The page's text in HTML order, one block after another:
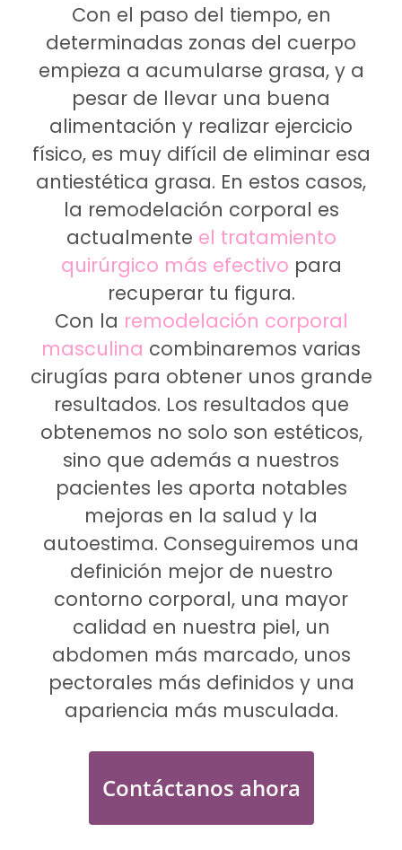
Con el paso del tiempo, en
determinadas zonas del cuerpo
empieza a acumularse grasa, y a
pesar de llevar una buena
alimentación y realizar ejercicio
físico, es muy difícil de eliminar esa
antiestética grasa. En estos casos,
la remodelación corporal es
actualmente el tratamiento
quirúrgico más efectivo para
recuperar tu figura.
Con la remodelación corporal
masculina combinaremos varias
cirugías para obtener unos grande
resultados. Los resultados que
obtenemos no solo son estéticos,
sino que además a nuestros
pacientes les aporta notables
mejoras en la salud y la
autoestima. Conseguiremos una
definición mejor de nuestro
contorno corporal, una mayor
calidad en nuestra piel, un
abdomen más marcado, unos
pectorales más definidos y una
apariencia más musculada.
Contáctanos ahora